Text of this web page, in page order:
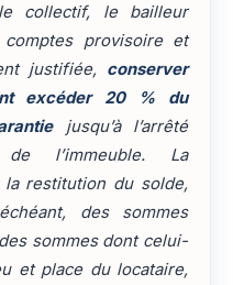
collectif, le bailleur
provisoire et
justifiée, conserver
excéder 20 % du
jusqu’à l’arrêté
l’immeuble. La
restitution du solde,
des sommes
sommes dont celui-
et place du locataire,